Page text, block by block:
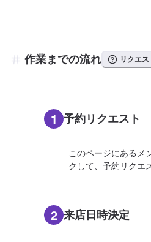
作業までの流れ リクエ
1 予約リクエスト
このページにあるメ
クして、予約リクエ
2 来店日時決定